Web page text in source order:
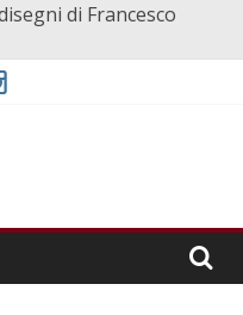
di Francesco